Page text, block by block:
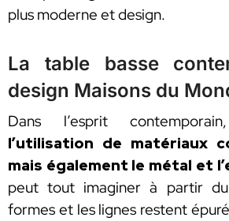
plus moderne et design.
La table basse
design Maisons du
Dans l’esprit
l’utilisation de matériaux
mais également le métal et
peut tout imaginer à partir
formes et les lignes restent